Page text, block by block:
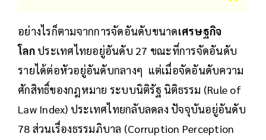
อย่างไรก็ตามจากการจัดอันดับขนาดเศรษฐกิจ
โลก ประเทศไทยอยู่อันดับ 27 ขณะที่การจัดอันดับ
รายได้ต่อหัวอยู่อันดับกลางๆ แต่เมื่อจัดอันดับความ
ศักสิทธิ์ของกฎหมาย ระบบนิติรัฐ นิติธรรม (Rule of
Law Index) ประเทศไทยกลับลดลง ปัจจุบันอยู่อันดับ
78 ส่วนเรื่องธรรมภิบาล (Corruption Perception